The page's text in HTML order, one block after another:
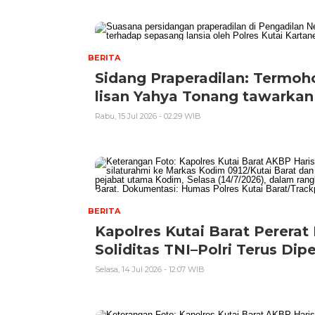
BERITA
Sidang Praperadilan:
lisan Yahya Tonang
Rabu, 15 Jul 2026 - 02:29 WIB
BERITA
Kapolres Kutai Barat
Soliditas TNI–Polri Terus
Selasa, 14 Jul 2026 - 12:07 WIB